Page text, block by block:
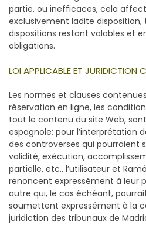
partie, ou inefficaces, cela
exclusivement ladite disposition,
dispositions restant valables et
obligations.
LOI APPLICABLE ET JURIDICTION
Les normes et clauses
réservation en ligne, les
tout le contenu du site Web,
espagnole; pour l’interprétation
des controverses qui pourraient
validité, exécution,
partielle, etc., l’utilisateur et
renoncent expressément à leur
autre qui, le cas échéant,
soumettent expressément à la
juridiction des tribunaux de